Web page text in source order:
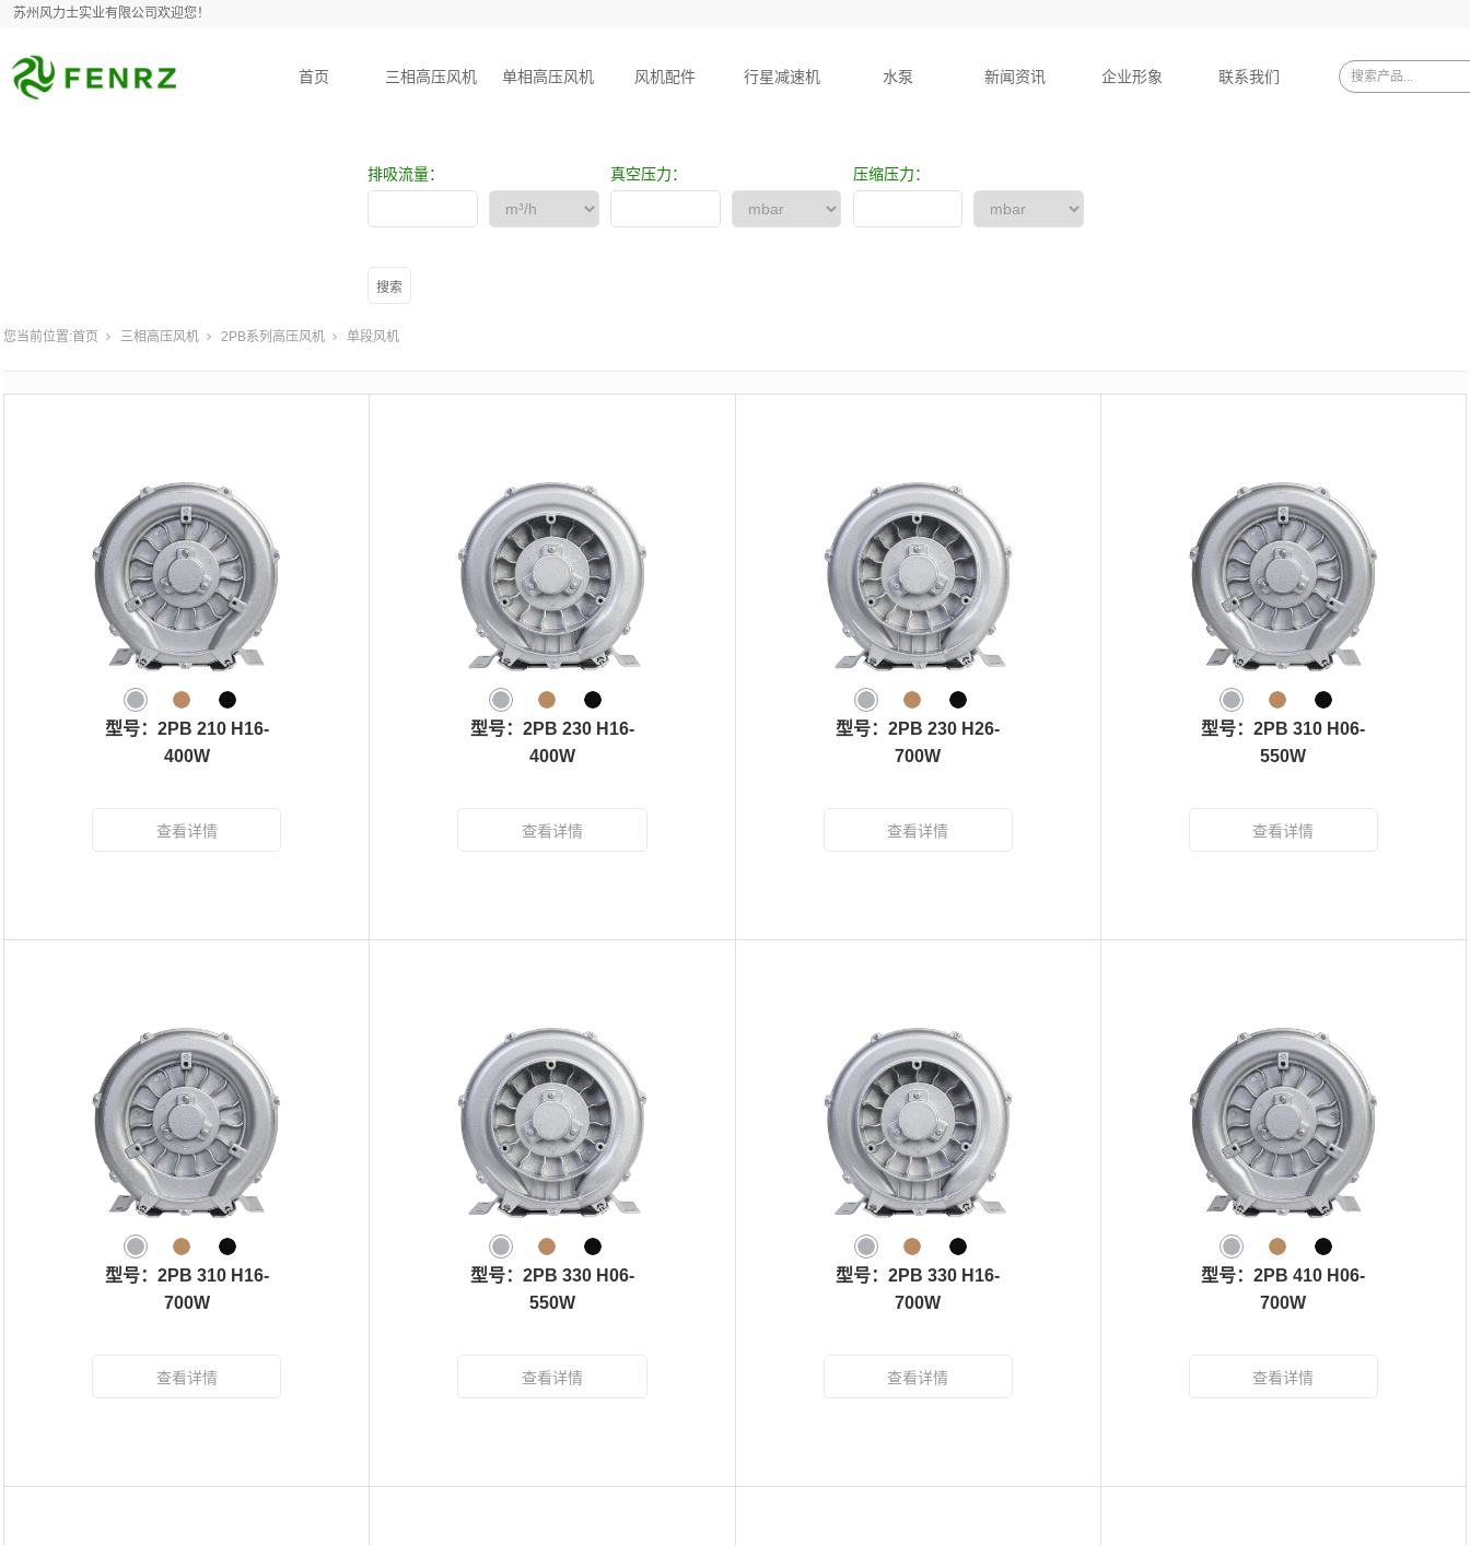
苏州风力士实业有限公司欢迎您！
首页 三相高压风机 单相高压风机 风机配件 行星减速机 水泵 新闻资讯 企业形象 联系我们
排吸流量： 真空压力： 压缩压力：
您当前位置:首页 三相高压风机 2PB系列高压风机 单段风机
型号：2PB 210 H16-
400W
型号：2PB 230 H16-
400W
型号：2PB 230 H26-
700W
型号：2PB 310 H06-
550W
型号：2PB 310 H16-
700W
型号：2PB 330 H06-
550W
型号：2PB 330 H16-
700W
型号：2PB 410 H06-
700W